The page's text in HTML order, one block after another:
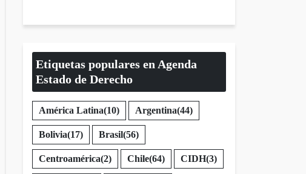
Etiquetas populares en Agenda
Estado de Derecho
América Latina(10) Argentina(44)
Bolivia(17) Brasil(56)
Centroamérica(2) Chile(64) CIDH(3)